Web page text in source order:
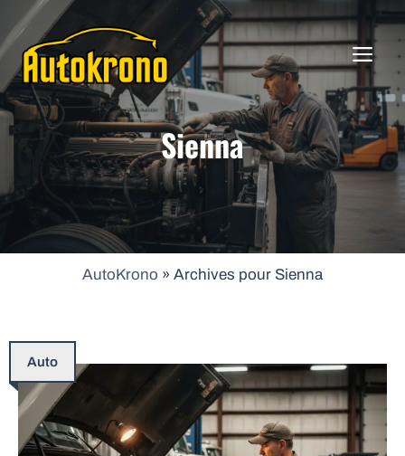
Aller
au
contenu
Sienna
AutoKrono » Archives pour Sienna
Auto